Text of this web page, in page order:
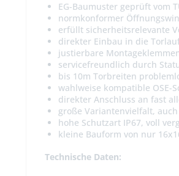
EG-Baumuster geprüft vom
normkonformer
erfüllt sicherheitsrelevante
direkter Einbau in die
justierbare
servicefreundlich durch
bis 10m Torbreiten
wahlweise kompatible OSE-
direkter Anschluss an fast
große Variantenvielfalt,
hohe Schutzart IP67, voll
kleine Bauform von nur
Technische Daten: